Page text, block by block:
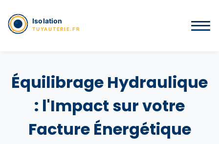
Équilibrage Hydraulique
: l'Impact sur votre
Facture Énergétique